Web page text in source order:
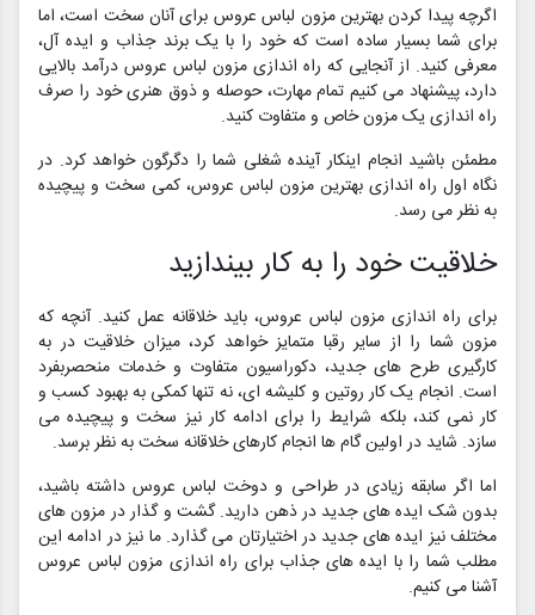
اگرچه پیدا کردن بهترین مزون لباس عروس برای آنان سخت است، اما
برای شما بسیار ساده است که خود را با یک برند جذاب و ایده آل،
معرفی کنید. از آنجایی که راه اندازی مزون لباس عروس درآمد بالایی
دارد، پیشنهاد می کنیم تمام مهارت، حوصله و ذوق هنری خود را صرف
راه اندازی یک مزون خاص و متفاوت کنید.
مطمئن باشید انجام اینکار آینده شغلی شما را دگرگون خواهد کرد. در
نگاه اول راه اندازی بهترین مزون لباس عروس، کمی سخت و پیچیده
به نظر می رسد.
خلاقیت خود را به کار بیندازید
برای راه اندازی مزون لباس عروس، باید خلاقانه عمل کنید. آنچه که
مزون شما را از سایر رقبا متمایز خواهد کرد، میزان خلاقیت در به
کارگیری طرح های جدید، دکوراسیون متفاوت و خدمات منحصربفرد
است. انجام یک کار روتین و کلیشه ای، نه تنها کمکی به بهبود کسب و
کار نمی کند، بلکه شرایط را برای ادامه کار نیز سخت و پیچیده می
سازد. شاید در اولین گام ها انجام کارهای خلاقانه سخت به نظر برسد.
اما اگر سابقه زیادی در طراحی و دوخت لباس عروس داشته باشید،
بدون شک ایده های جدید در ذهن دارید. گشت و گذار در مزون های
مختلف نیز ایده های جدید در اختیارتان می گذارد. ما نیز در ادامه این
مطلب شما را با ایده های جذاب برای راه اندازی مزون لباس عروس
آشنا می کنیم.